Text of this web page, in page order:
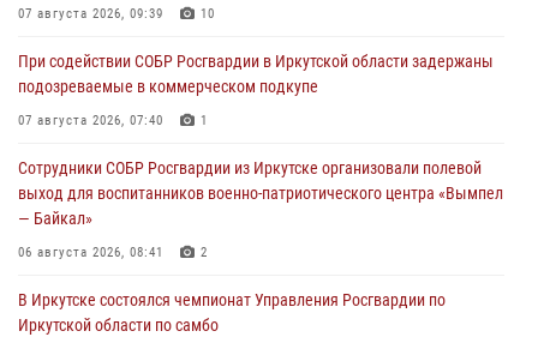
07 августа 2026, 09:39 10
При содействии СОБР Росгвардии в Иркутской области задержаны
подозреваемые в коммерческом подкупе
07 августа 2026, 07:40 1
Сотрудники СОБР Росгвардии из Иркутске организовали полевой
выход для воспитанников военно-патриотического центра «Вымпел
— Байкал»
06 августа 2026, 08:41 2
В Иркутске состоялся чемпионат Управления Росгвардии по
Иркутской области по самбо